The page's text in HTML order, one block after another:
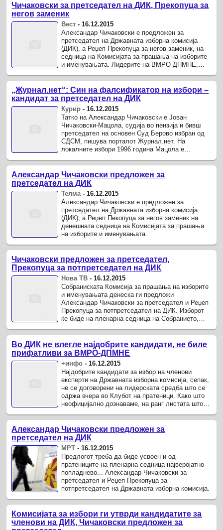
Чичаковски за претседател на ДИК, Прекопуца за
негов заменик
Вест - 16.12.2015
Александар Чичаковски е предложен за
претседател на Државната изборна комисија
(ДИК), а Реџеп Прекопуца за негов заменик, на
седница на Комисијата за прашања на изборите
и именувањата. Лидерите на ВМРО-ДПМНЕ,
„Журнал.нет“: Син на фалсификатор на избори –
кандидат за претседател на ДИК
Курир - 16.12.2015
Татко на Александар Чичаковски е Јован
Чичаковски-Мацола, судија во пензија и бивш
претседател на основен Суд Берово избран од
СДСМ, пишува порталот Журнал.нет. На
локалните избори 1996 година Мацола е
...
Александар Чичаковски предложен за
претседател на ДИК
Телма-16.12.2015
Александар Чичаковски е предложен за
претседател на Државната изборна комисија
(ДИК), а Реџеп Пекопуца за негов заменик на
денешната седница на Комисијата за прашања
на изборите и именувањата.
Чичаковски предложен за претседател,
Прекопуца за потпретседател на ДИК
Нова ТВ -16.12.2015
Собраниската Комисија за прашања на изборите
и именувањата денеска ги предложи
Александар Чичаковски за претседател и Реџеп
Прекопуца за потпретседател на ДИК. Изборот
ќе биде на пленарна седница на Собранието,
Во ДИК не влегле најдобрите кандидати, не биле
прифатливи за ВМРО-ДПМНЕ
+инфо - 16.12.2015
Најдобрите кандидати за избор на членови
експерти на Државната изборна комисија, сепак,
не се договорени на лидерската средба што се
одржа вчера во Клубот на пратеници. Како што
неофицијално дознаваме, на ранг листата што
Александар Чичаковски предложен за
претседател на ДИК
МРТ - 16.12.2015
Предлогот треба да биде усвоен и од
пратениците на пленарна седница најверојатно
попладнево... Александар Чичаковски за
претседател и Реџеп Прекопуца за
потпретседател на Државната изборна комисија.
Комисијата за избори ги утврди кандидатите за
членови на ДИК, Чичаковски предложен за